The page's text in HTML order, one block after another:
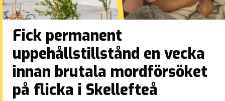
Fick permanent
uppehållstillstånd en vecka
innan brutala mordförsöket
på flicka i Skellefteå